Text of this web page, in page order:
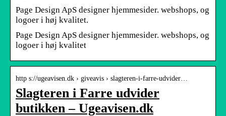
Page Design ApS designer hjemmesider. webshops, og
logoer i høj kvalitet.
Page Design ApS designer hjemmesider. webshops, og
logoer i høj kvalitet
http s://ugeavisen.dk › giveavis › slagteren-i-farre-udvider…
Slagteren i Farre udvider
butikken – Ugeavisen.dk